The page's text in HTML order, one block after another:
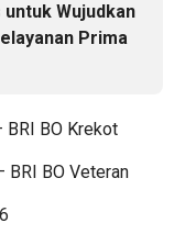
Wujudkan
Prima
BRI BO Krekot
BRI BO Veteran